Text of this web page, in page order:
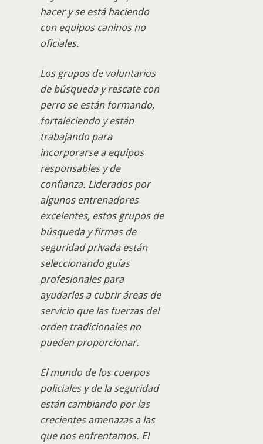
hacer y se está haciendo
con equipos caninos no
oficiales.
Los grupos de voluntarios
de búsqueda y rescate con
perro se están formando,
fortaleciendo y están
trabajando para
incorporarse a equipos
responsables y de
confianza. Liderados por
algunos entrenadores
excelentes, estos grupos de
búsqueda y firmas de
seguridad privada están
seleccionando guías
profesionales para
ayudarles a cubrir áreas de
servicio que las fuerzas del
orden tradicionales no
pueden proporcionar.
El mundo de los cuerpos
policiales y de la seguridad
están cambiando por las
crecientes amenazas a las
que nos enfrentamos. El